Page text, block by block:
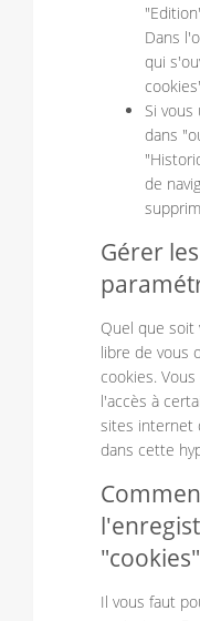
Dans
qui
Si vous
dans
de
Gérer
Quel que soit
libre de vous
cookies.
l'accès à
sites internet
dans cette
Il vous faut